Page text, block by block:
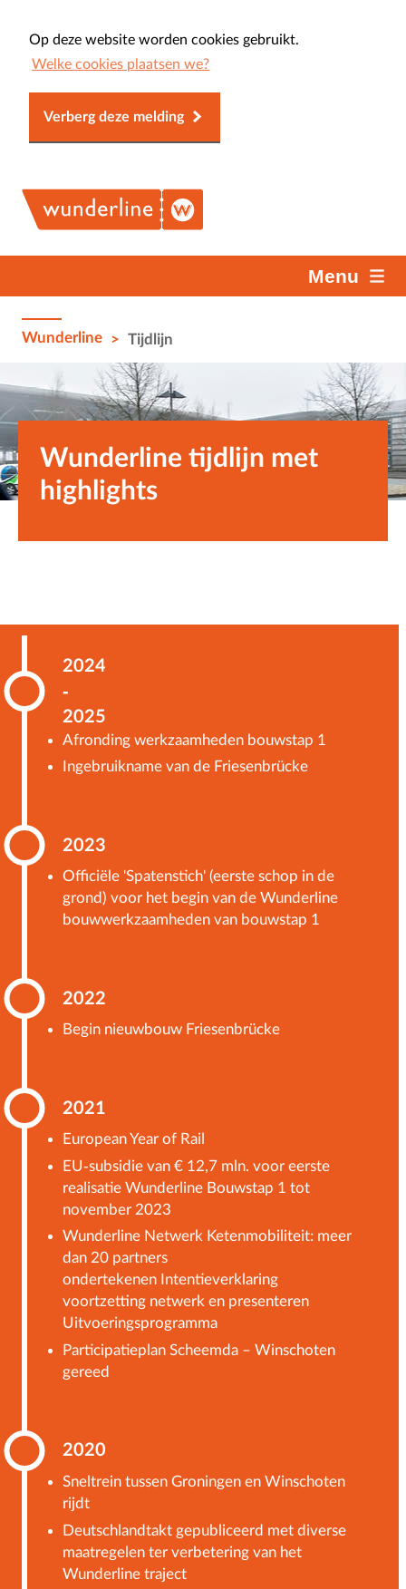
Op deze website worden cookies gebruikt.
Welke cookies plaatsen we?
Verberg deze melding
Menu
Wunderline > Tijdlijn
Wunderline tijdlijn met
highlights
2024
-
2025
Afronding werkzaamheden bouwstap 1
Ingebruikname van de Friesenbrücke
2023
Officiële 'Spatenstich' (eerste schop in de
grond) voor het begin van de Wunderline
bouwwerkzaamheden van bouwstap 1
2022
Begin nieuwbouw Friesenbrücke
2021
European Year of Rail
EU-subsidie ​​van € 12,7 mln. voor eerste
realisatie Wunderline Bouwstap 1 tot
november 2023
Wunderline Netwerk Ketenmobiliteit: meer
dan 20 partners
ondertekenen Intentieverklaring
voortzetting netwerk en presenteren
Uitvoeringsprogramma
Participatieplan Scheemda – Winschoten
gereed
2020
Sneltrein tussen Groningen en Winschoten
rijdt
Deutschlandtakt gepubliceerd met diverse
maatregelen ter verbetering van het
Wunderline traject